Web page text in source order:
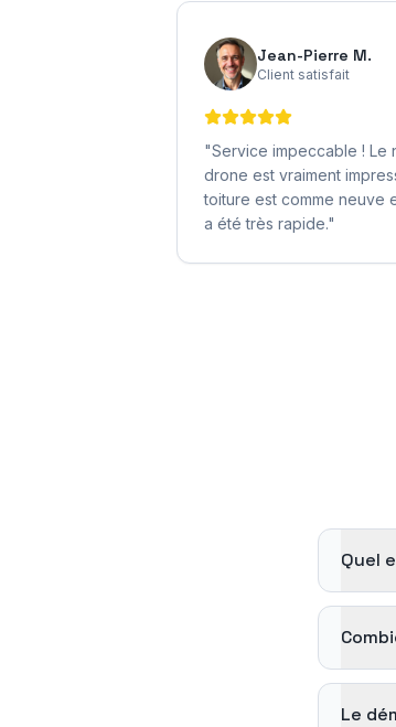
Jean-Pierre M.
Client satisfait
"Service impeccable ! Le
drone est vraiment
toiture est comme neuve
a été très rapide."
Quel
Le